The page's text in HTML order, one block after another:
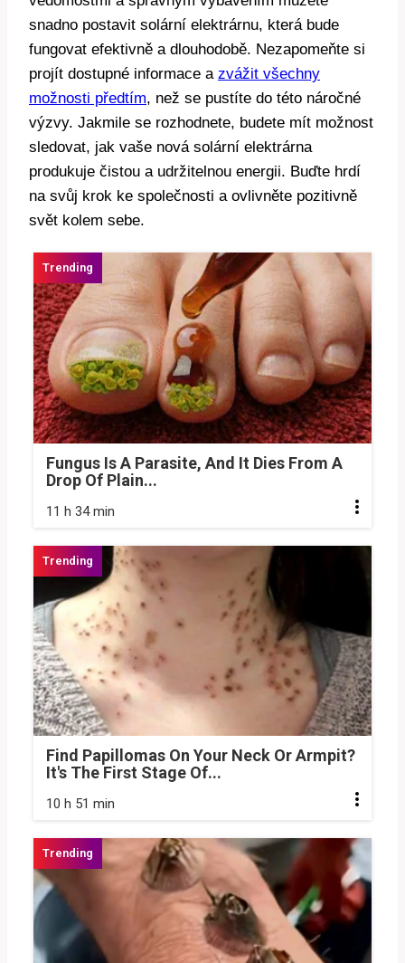
snadno postavit solární elektrárnu, která bude
fungovat efektivně a dlouhodobě. Nezapomeňte si
projít dostupné informace a zvážit všechny
možnosti předtím, než se pustíte do této náročné
výzvy. Jakmile se rozhodnete, budete mít možnost
sledovat, jak vaše nová solární elektrárna
produkuje čistou a udržitelnou energii. Buďte hrdí
na svůj krok ke společnosti a ovlivněte pozitivně
svět kolem sebe.
Fungus Is A Parasite, And It Dies From A
Drop Of Plain...
11 h 34 min
Find Papillomas On Your Neck Or Armpit?
It's The First Stage Of...
10 h 51 min